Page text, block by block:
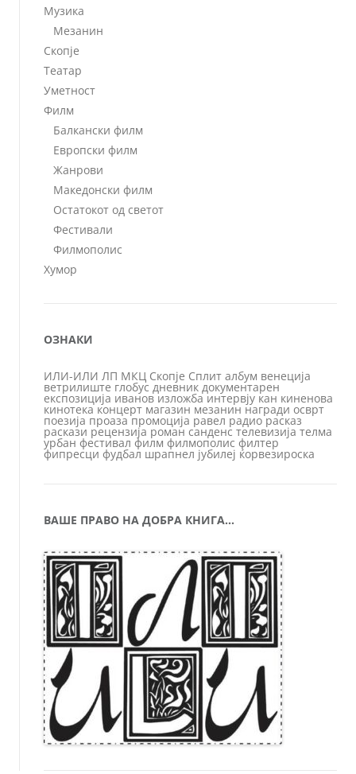
Музика
Мезанин
Скопје
Театар
Уметност
Филм
Балкански филм
Европски филм
Жанрови
Македонски филм
Остатокот од светот
Фестивали
Филмополис
Хумор
ОЗНАКИ
ИЛИ-ИЛИ ЛП МКЦ Скопје Сплит албум венеција
ветрилиште глобус дневник документарен
експозиција иванов изложба интервју кан киненова
кинотека концерт магазин мезанин награди осврт
поезија проаза промоција равел радио расказ
раскази рецензија роман санденс телевизија телма
урбан фестивал филм филмополис филтер
фипресци фудбал шрапнел јубилеј ќорвезироска
ВАШЕ ПРАВО НА ДОБРА КНИГА…